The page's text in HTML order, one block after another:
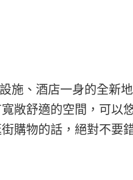
施、酒店一身的全新
寬敞舒適的空間，可以
購物的話，絕對不要